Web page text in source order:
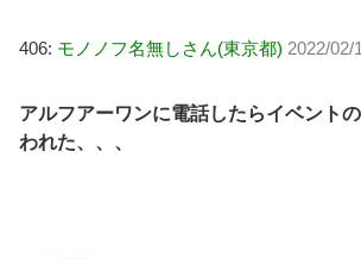
406: モノノフ名無しさん(東京都) 2022/02/
アルフアーワンに電話したらイベント
われた、、、